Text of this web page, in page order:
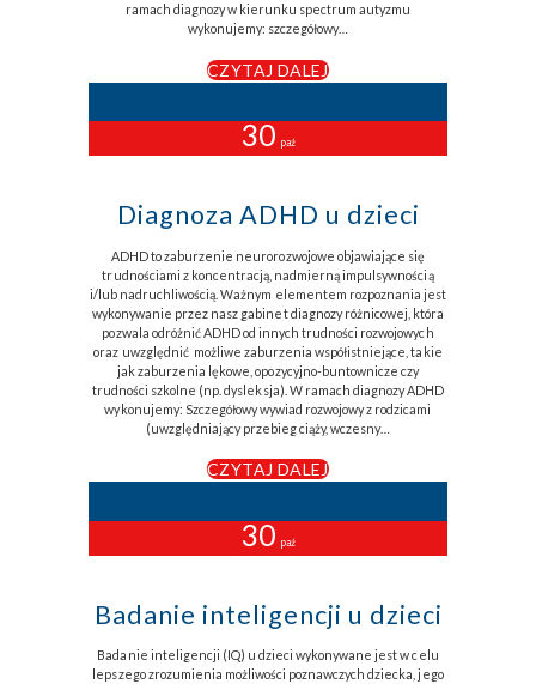
ramach diagnozy w kierunku spectrum autyzmu
wykonujemy: szczegółowy…
CZYTAJ DALEJ
30 paź
Diagnoza ADHD u dzieci
ADHD to zaburzenie neurorozwojowe objawiające się
trudnościami z koncentracją, nadmierną impulsywnością
i/lub nadruchliwością. Ważnym elementem rozpoznania jest
wykonywanie przez nasz gabinet diagnozy różnicowej, która
pozwala odróżnić ADHD od innych trudności rozwojowych
oraz uwzględnić możliwe zaburzenia współistniejące, takie
jak zaburzenia lękowe, opozycyjno-buntownicze czy
trudności szkolne (np. dysleksja). W ramach diagnozy ADHD
wykonujemy: Szczegółowy wywiad rozwojowy z rodzicami
(uwzględniający przebieg ciąży, wczesny…
CZYTAJ DALEJ
30 paź
Badanie inteligencji u dzieci
Badanie inteligencji (IQ) u dzieci wykonywane jest w celu
lepszego zrozumienia możliwości poznawczych dziecka, jego